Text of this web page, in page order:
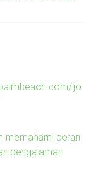
ijo
memahami peran
pengalaman